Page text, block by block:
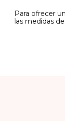
Para ofrecer
las medidas de